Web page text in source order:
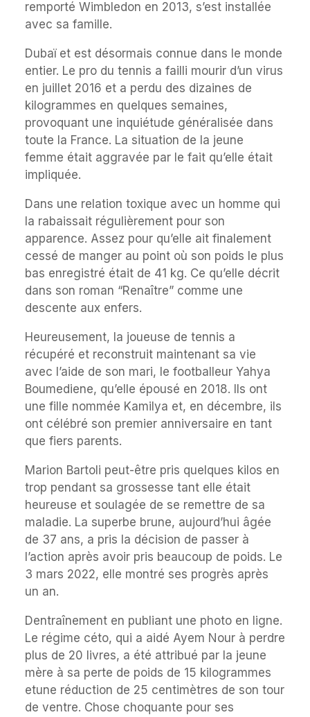
remporté Wimbledon en 2013, s’est installée
avec sa famille.
Dubaï et est désormais connue dans le monde
entier. Le pro du tennis a failli mourir d’un virus
en juillet 2016 et a perdu des dizaines de
kilogrammes en quelques semaines,
provoquant une inquiétude généralisée dans
toute la France. La situation de la jeune
femme était aggravée par le fait qu’elle était
impliquée.
Dans une relation toxique avec un homme qui
la rabaissait régulièrement pour son
apparence. Assez pour qu’elle ait finalement
cessé de manger au point où son poids le plus
bas enregistré était de 41 kg. Ce qu’elle décrit
dans son roman “Renaître” comme une
descente aux enfers.
Heureusement, la joueuse de tennis a
récupéré et reconstruit maintenant sa vie
avec l’aide de son mari, le footballeur Yahya
Boumediene, qu’elle épousé en 2018. Ils ont
une fille nommée Kamilya et, en décembre, ils
ont célébré son premier anniversaire en tant
que fiers parents.
Marion Bartoli peut-être pris quelques kilos en
trop pendant sa grossesse tant elle était
heureuse et soulagée de se remettre de sa
maladie. La superbe brune, aujourd’hui âgée
de 37 ans, a pris la décision de passer à
l’action après avoir pris beaucoup de poids. Le
3 mars 2022, elle montré ses progrès après
un an.
Dentraînement en publiant une photo en ligne.
Le régime céto, qui a aidé Ayem Nour à perdre
plus de 20 livres, a été attribué par la jeune
mère à sa perte de poids de 15 kilogrammes
etune réduction de 25 centimètres de son tour
de ventre. Chose choquante pour ses